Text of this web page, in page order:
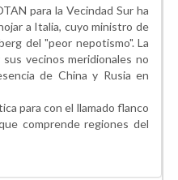
para la Vecindad Sur ha
a Italia, cuyo ministro de
del "peor nepotismo". La
vecinos meridionales no
de China y Rusia en
para con el llamado flanco
comprende regiones del